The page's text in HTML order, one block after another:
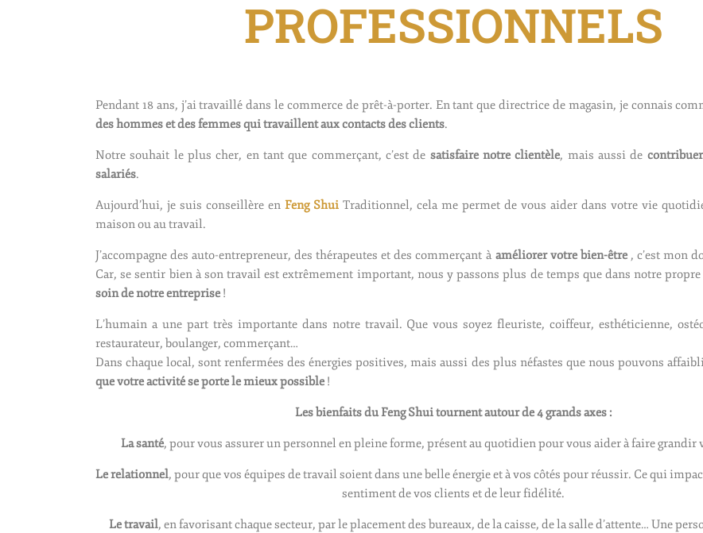
PROFESSIONNELS
Pendant 18 ans, j’ai travaillé dans le commerce de prêt-à-porter. En tant que directrice de magasin, je connais
des hommes et des femmes qui travaillent aux contacts des clients.
Notre souhait le plus cher, en tant que commerçant, c’est de satisfaire notre clientèle, mais aussi de
salariés.
Aujourd’hui, je suis conseillère en Feng Shui Traditionnel, cela me permet de vous aider dans votre vie
maison ou au travail.
J’accompagne des auto-entrepreneur, des thérapeutes et des commerçant à améliorer votre bien-être , c’est mon
Car, se sentir bien à son travail est extrêmement important, nous y passons plus de temps que dans notre
soin de notre entreprise !
L’humain a une part très importante dans notre travail. Que vous soyez fleuriste, coiffeur, esthéticienne,
restaurateur, boulanger, commerçant…
Dans chaque local, sont renfermées des énergies positives, mais aussi des plus néfastes que nous pouvons
que votre activité se porte le mieux possible !
Les bienfaits du Feng Shui tournent autour de 4 grands axes :
La santé, pour vous assurer un personnel en pleine forme, présent au quotidien pour vous aider à faire grandir
Le relationnel, pour que vos équipes de travail soient dans une belle énergie et à vos côtés pour réussir. Ce qui
sentiment de vos clients et de leur fidélité.
Le travail, en favorisant chaque secteur, par le placement des bureaux, de la caisse, de la salle d’attente… Une